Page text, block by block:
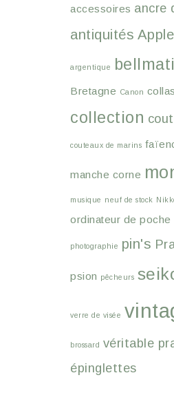
accessoires ancre
antiquités
argentique
Bretagne Canon
collection
couteaux de marins
manche corne
musique neuf de stock
ordinateur de poche
photographie pin's
psion pêcheurs
verre de visée
brossard véritable
épinglettes